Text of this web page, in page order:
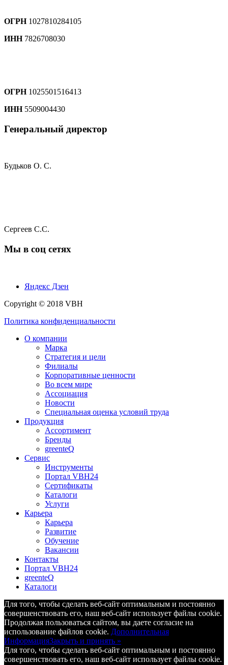
ОГРН1027810284105
ИНН7826708030
ОГРН1025501516413
ИНН5509004430
Генеральный директор
Будьков О. С.
Сергеев С.С.
Мы в соц сетях
Яндекс Дзен
Copyright © 2018 VBH
Политика конфиденциальности
О компании
Марка
Стратегия и цели
Филиалы
Корпоративные ценности
Во всем мире
Ассоциация
Новости
Специальная оценка условий труда
Продукция
Ассортимент
Бренды
greenteQ
Сервис
Инструменты
Портал VBH24
Сертификаты
Каталоги
Услуги
Карьера
Карьера
Развитие
Обучение
Вакансии
Контакты
Портал VBH24
greenteQ
Каталоги
Для того, чтобы сделать веб-сайт оптимальным и постоянно
совершенствовать его, наш веб-сайт использует файлы cookie.
Продолжая пользоваться сайтом, вы даете согласие на
использование файлов cookie. Дополнительная
ИнформацияЗакрыть и принять »
Для того, чтобы сделать веб-сайт оптимальным и постоянно
совершенствовать его, наш веб-сайт использует файлы cookie.